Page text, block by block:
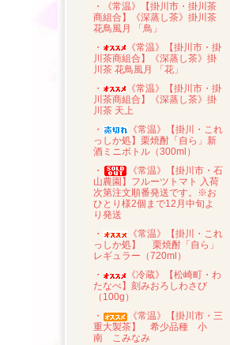
・《常温》【掛川市・掛川茶
商組合】《深蒸し茶》掛川茶
花鳥風月 「鳥」
・
《常温》【掛川市・掛
川茶商組合】《深蒸し茶》掛
川茶 花鳥風月 「花」
・
《常温》【掛川市・掛
川茶商組合】《深蒸し茶》掛
川茶 天上
・
《常温》【掛川・これ
っしか処】栗焼酎「自ら」新
酒ミニボトル（300ml）
・
《常温》【掛川市・石
山農園】フルーツトマト 入荷
次第注文順番発送です。※お
ひとり様2個まで12月中旬よ
り発送
・
《常温》【掛川・これ
っしか処】 栗焼酎「自ら」
レギュラー（720ml）
・
《冷蔵》【松崎町・わ
たなべ】刻みおろしわさび
（100g）
・
《常温》【掛川市・三
重大製茶】 希少品種 小
南 こみなみ